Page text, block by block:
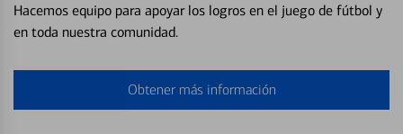
Hacemos equipo para apoyar los logros en el juego de fútbol y
en toda nuestra comunidad.
Obtener más información